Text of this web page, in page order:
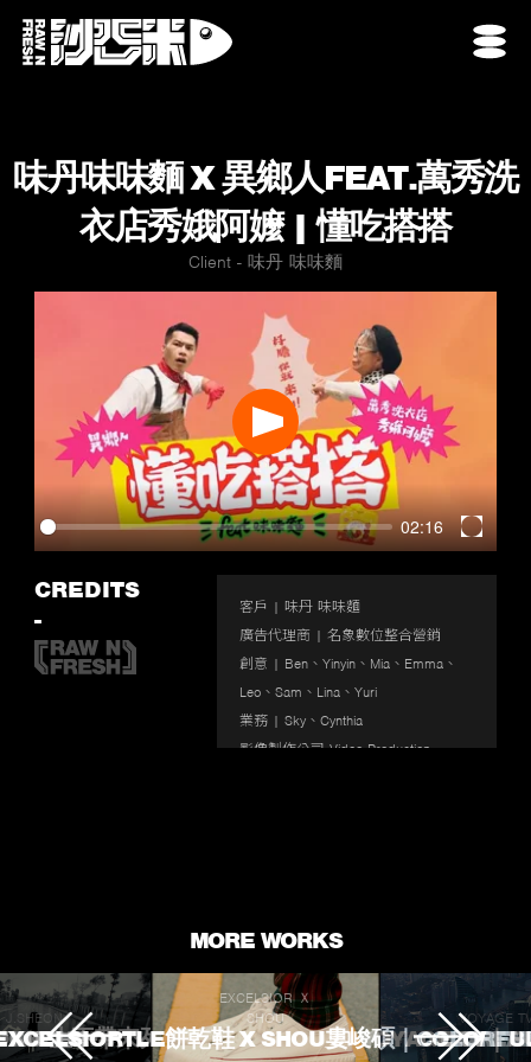
味丹味味麵 X 異鄉人FEAT.萬秀洗
衣店秀娥阿嬤 | 懂吃搭搭
Client - 味丹 味味麵
02:16
Enter
Play
CREDITS
-
客戶 | 味丹 味味麵
廣告代理商 | 名象數位整合營銷
創意 | Ben、Yinyin、Mia、Emma、
Leo、Sam、Lina、Yuri
業務 | Sky、Cynthia
影像製作公司 Video Production
執行製片 Line Producer | 陳東良
Chen Tung Liang
製片助理 Production Assistant | 張毓
真 Chang Yu Chen
MORE WORKS
J.SHEON
生不帶來死不帶走
EXCELSIOR Ｘ
SHOU
餅乾鞋 X SHOU婁峻碩｜
VOYAGE
VOYAGE TV｜